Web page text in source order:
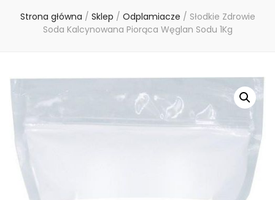
Strona główna / Sklep / Odplamiacze / Słodkie Zdrowie
Soda Kalcynowana Piorąca Węglan Sodu 1Kg